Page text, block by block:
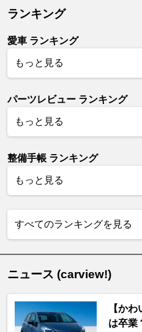
ランキング
愛車 ランキング
もっと見る
パーツレビュー ランキング
もっと見る
整備手帳 ランキング
もっと見る
すべてのランキングを見る
ニュース (carview!)
【か
は卒業